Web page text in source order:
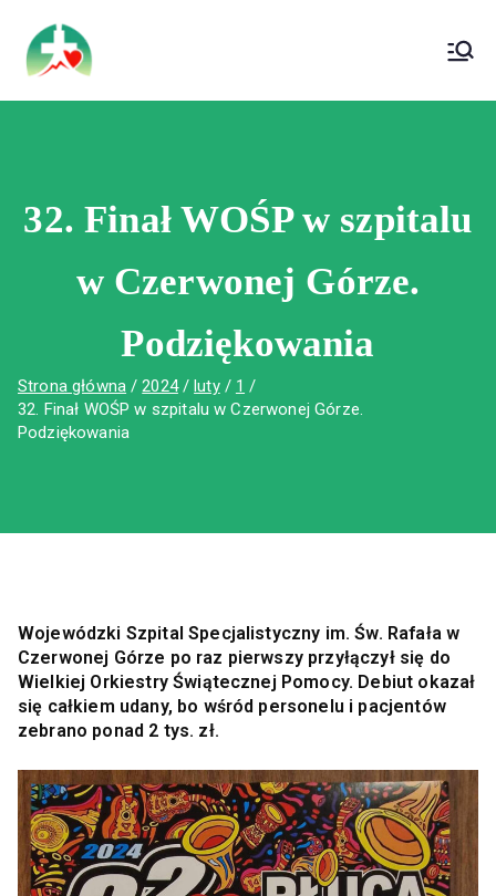
treści
Wojewódzki Szpital Specjalistyczny im.
Św. Rafała w Czerwonej Górze
32. Finał WOŚP w szpitalu
w Czerwonej Górze.
Podziękowania
Strona główna 2024 luty
1
32. Finał WOŚP w szpitalu w Czerwonej Górze.
Podziękowania
Wojewódzki Szpital Specjalistyczny im. Św. Rafała w
Czerwonej Górze po raz pierwszy przyłączył się do
Wielkiej Orkiestry Świątecznej Pomocy. Debiut okazał
się całkiem udany, bo wśród personelu i pacjentów
zebrano ponad 2 tys. zł.